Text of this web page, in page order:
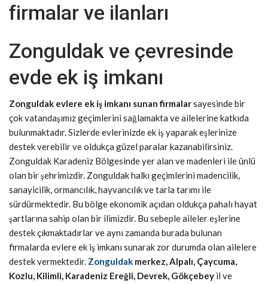
firmalar ve ilanları
Zonguldak ve çevresinde
evde ek iş imkanı
Zonguldak evlere ek iş imkanı sunan firmalarsayesinde bir
çok vatandaşımız geçimlerini sağlamakta ve ailelerine katkıda
bulunmaktadır. Sizlerde evlerinizde ek iş yaparak eşlerinize
destek verebilir ve oldukça güzel paralar kazanabilirsiniz.
Zonguldak Karadeniz Bölgesinde yer alan ve madenleri ile ünlü
olan bir şehrimizdir. Zonguldak halkı geçimlerini madencilik,
sanayicilik, ormancılık, hayvancılık ve tarla tarımı ile
sürdürmektedir. Bu bölge ekonomik açıdan oldukça pahalı hayat
şartlarına sahip olan bir ilimizdir. Bu sebeple aileler eşlerine
destek çıkmaktadırlar ve aynı zamanda burada bulunan
firmalarda evlere ek iş imkanı sunarak zor durumda olan ailelere
destek vermektedir. Zonguldak merkez, Alpalı, Çaycuma,
Kozlu, Kilimli, Karadeniz Ereğli, Devrek, Gökçebey il ve